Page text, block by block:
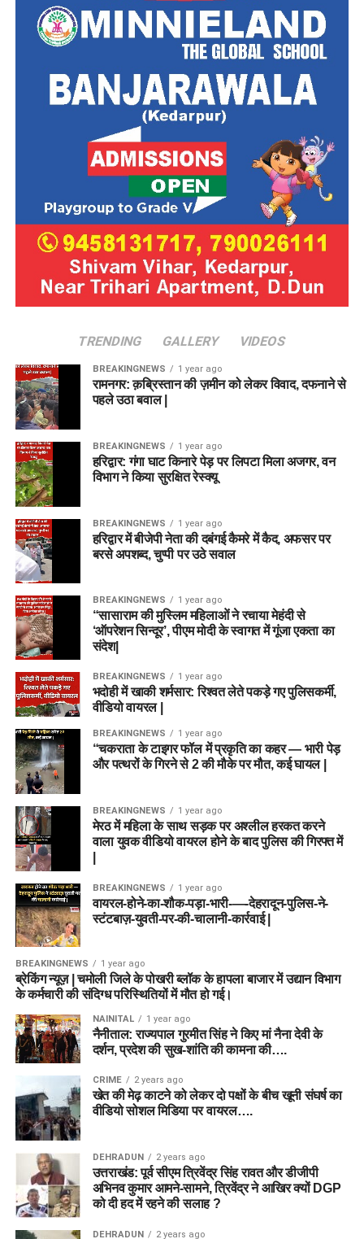
TRENDING GALLERY VIDEOS
BREAKINGNEWS 1 year ago
रामनगर: क़ब्रिस्तान की ज़मीन को लेकर विवाद, दफनाने से
पहले उठा बवाल |
BREAKINGNEWS 1 year ago
हरिद्वार: गंगा घाट किनारे पेड़ पर लिपटा मिला अजगर, वन
विभाग ने किया सुरक्षित रेस्क्यू
BREAKINGNEWS 1 year ago
हरिद्वार में बीजेपी नेता की दबंगई कैमरे में कैद, अफसर पर
बरसे अपशब्द, चुप्पी पर उठे सवाल
BREAKINGNEWS 1 year ago
“सासाराम की मुस्लिम महिलाओं ने रचाया मेहंदी से
‘ऑपरेशन सिन्दूर’, पीएम मोदी के स्वागत में गूंजा एकता का
संदेश|
BREAKINGNEWS 1 year ago
भदोही में खाकी शर्मसार: रिश्वत लेते पकड़े गए पुलिसकर्मी,
वीडियो वायरल |
BREAKINGNEWS 1 year ago
“चकराता के टाइगर फॉल में प्रकृति का कहर — भारी पेड़
और पत्थरों के गिरने से 2 की मौके पर मौत, कई घायल |
BREAKINGNEWS 1 year ago
मेरठ में महिला के साथ सड़क पर अश्लील हरकत करने
वाला युवक वीडियो वायरल होने के बाद पुलिस की गिरफ्त में
BREAKINGNEWS 1 year ago
वायरल-होने-का-शौक-पड़ा-भारी-—-देहरादून-पुलिस-ने-
स्टंटबाज़-युवती-पर-की-चालानी-कार्रवाई |
BREAKINGNEWS 1 year ago
ब्रेकिंग न्यूज़ | चमोली जिले के पोखरी ब्लॉक के हापला बाजार में उद्यान विभाग
के कर्मचारी की संदिग्ध परिस्थितियों में मौत हो गई।
NAINITAL 1 year ago
नैनीताल: राज्यपाल गुरमीत सिंह ने किए मां नैना देवी के
दर्शन, प्रदेश की सुख-शांति की कामना की….
CRIME 2 years ago
खेत की मेढ़ काटने को लेकर दो पक्षों के बीच खूनी संघर्ष का
वीडियो सोशल मिडिया पर वायरल….
DEHRADUN 2 years ago
उत्तराखंड: पूर्व सीएम त्रिवेंद्र सिंह रावत और डीजीपी
अभिनव कुमार आमने-सामने, त्रिवेंद्र ने आखिर क्यों DGP
को दी हद में रहने की सलाह ?
DEHRADUN 2 years ago